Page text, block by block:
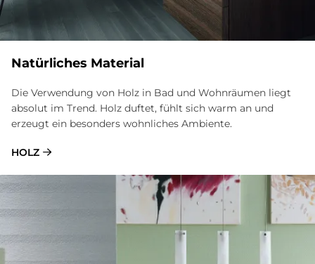
Na­tür­li­ches Ma­te­rial
Die Verwendung von Holz in Bad und Wohnräumen liegt
absolut im Trend. Holz duftet, fühlt sich warm an und
erzeugt ein besonders wohnliches Ambiente.
HOLZ